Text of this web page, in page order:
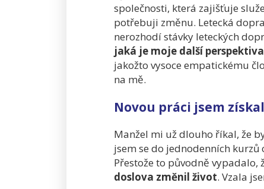
společnosti, která zajišťuje
potřebuji změnu. Letecká
nerozhodí stávky leteckých
jaká je moje další
jakožto vysoce empatickému
na mě.
Novou práci jsem
Manžel mi už dlouho říkal, že
jsem se do jednodenních
Přestože to původně
doslova změnil život. Vzala